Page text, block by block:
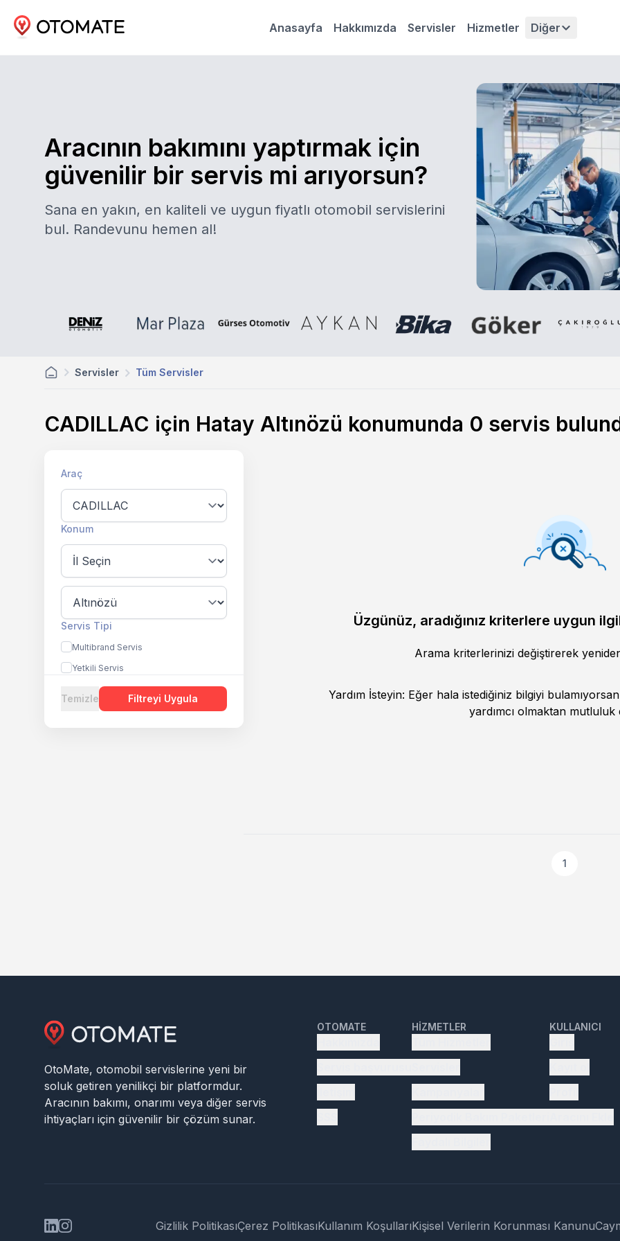
Anasayfa Hakkımızda Servisler Hizmetler Diğer
Aracının bakımını yaptırmak için
güvenilir bir servis mi arıyorsun?
Sana en yakın, en kaliteli ve uygun fiyatlı otomobil servislerini
bul. Randevunu hemen al!
Servisler Tüm Servisler
CADILLAC için Hatay Altınözü konumunda 0 servis
Araç
Konum
Servis Tipi
Multibrand Servis
Yetkili Servis
Temizle Filtreyi Uygula
Üzgünüz, aradığınız kriterlere uygun
Arama kriterlerinizi değiştirerek
Yardım İsteyin: Eğer hala istediğiniz bilgiyi
yardımcı olmaktan mutluluk
1
OtoMate, otomobil servislerine yeni bir
soluk getiren yenilikçi bir platformdur.
Aracının bakımı, onarımı veya diğer servis
ihtiyaçları için güvenilir bir çözüm sunar.
OTOMATE HIZMETLER KULLANICI
Gizlilik PolitikasıÇerez PolitikasıKullanım KoşullarıKişisel Verilerin Korunması Kanunu